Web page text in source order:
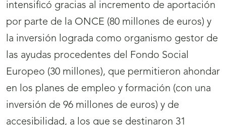
intensificó gracias al incremento de aportación
por parte de la ONCE (80 millones de euros) y
la inversión lograda como organismo gestor de
las ayudas procedentes del Fondo Social
Europeo (30 millones), que permitieron ahondar
en los planes de empleo y formación (con una
inversión de 96 millones de euros) y de
accesibilidad, a los que se destinaron 31